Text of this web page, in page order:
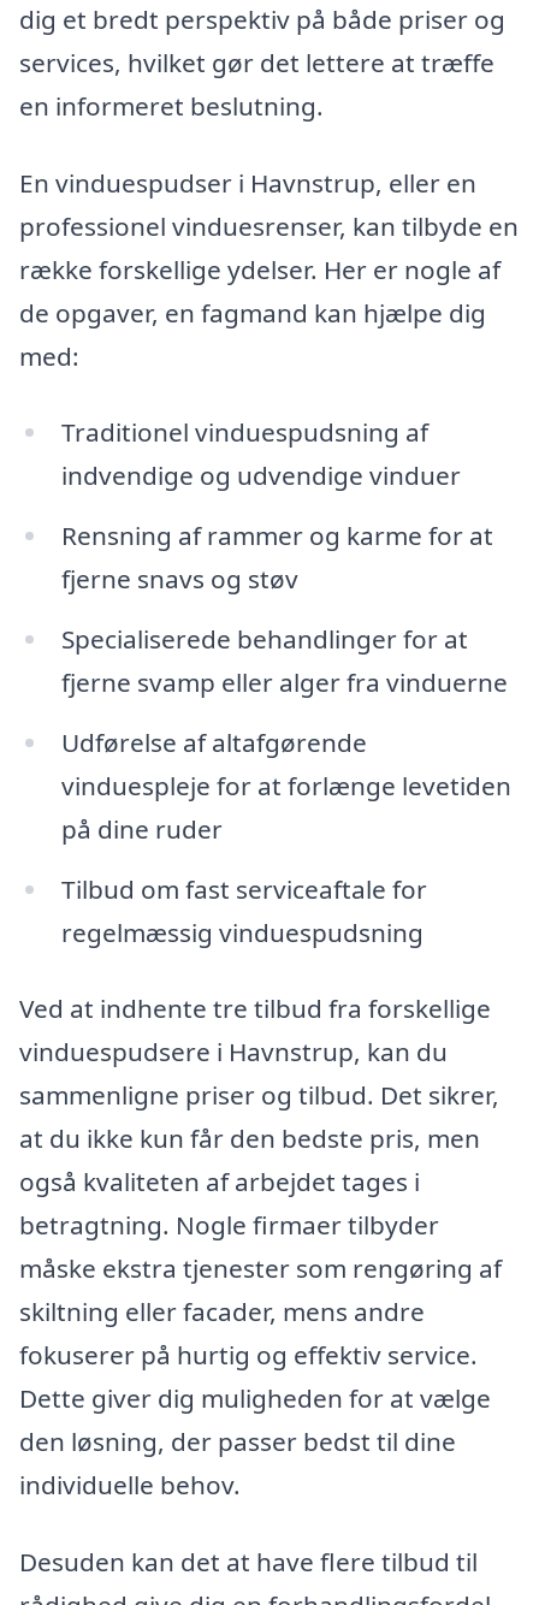
dig et bredt perspektiv på både priser og
services, hvilket gør det lettere at træffe
en informeret beslutning.
En vinduespudser i Havnstrup, eller en
professionel vinduesrenser, kan tilbyde en
række forskellige ydelser. Her er nogle af
de opgaver, en fagmand kan hjælpe dig
med:
Traditionel vinduespudsning af
indvendige og udvendige vinduer
Rensning af rammer og karme for at
fjerne snavs og støv
Specialiserede behandlinger for at
fjerne svamp eller alger fra vinduerne
Udførelse af altafgørende
vinduespleje for at forlænge levetiden
på dine ruder
Tilbud om fast serviceaftale for
regelmæssig vinduespudsning
Ved at indhente tre tilbud fra forskellige
vinduespudsere i Havnstrup, kan du
sammenligne priser og tilbud. Det sikrer,
at du ikke kun får den bedste pris, men
også kvaliteten af arbejdet tages i
betragtning. Nogle firmaer tilbyder
måske ekstra tjenester som rengøring af
skiltning eller facader, mens andre
fokuserer på hurtig og effektiv service.
Dette giver dig muligheden for at vælge
den løsning, der passer bedst til dine
individuelle behov.
Desuden kan det at have flere tilbud til